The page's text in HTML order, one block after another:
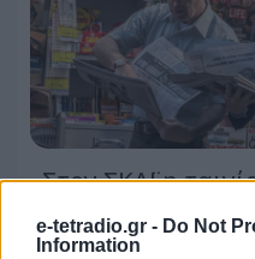
e-tetradio.gr - Do Not
Information
Στον ΣΚΑΪ η
Pentagon Papers